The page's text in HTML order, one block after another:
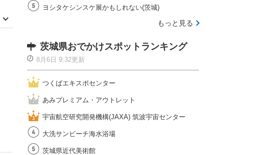
ヨシタケシンスケ展かもしれない(茨城)
もっと見る
茨城県おでかけスポットランキング
8月6日 9:32更新
つくばエキスポセンター
あみプレミアム・アウトレット
宇宙航空研究開発機構(JAXA) 筑波宇宙センター
大洗サンビーチ海水浴場
茨城県近代美術館